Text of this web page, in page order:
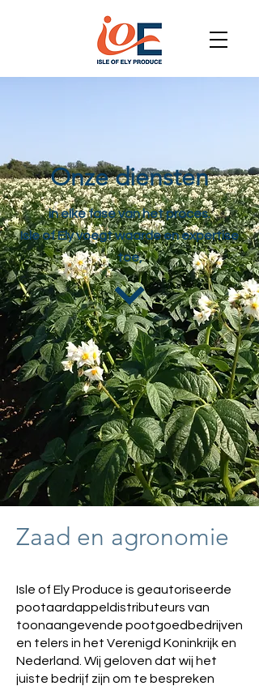
Onze diensten
in elke fase van het proces.
Isle of Ely voegt waarde en expertise
toe,
Zaad en agronomie
Isle of Ely Produce is geautoriseerde
pootaardappeldistributeurs van
toonaangevende pootgoedbedrijven
en telers in het Verenigd Koninkrijk en
Nederland. Wij geloven dat wij het
juiste bedrijf zijn om te bespreken